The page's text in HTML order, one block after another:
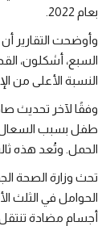
بعام 2022.
وأوضحت التقارير أن
السبع، أشكلون،
النسبة الأعلى من
وفقًا لآخر تحديث
طفل بسبب السعال
الحمل. وتُعد هذه
تحث وزارة الصحة
الحوامل في الثلث
أجسام مضادة تنتقل